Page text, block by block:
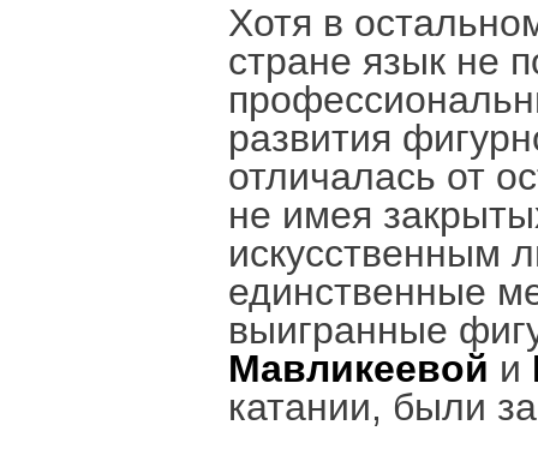
Хотя в
стране язык не
развития
отличалась от
не имея
искусственным
единственные
выигранные
Мавликеевой и
катании, были